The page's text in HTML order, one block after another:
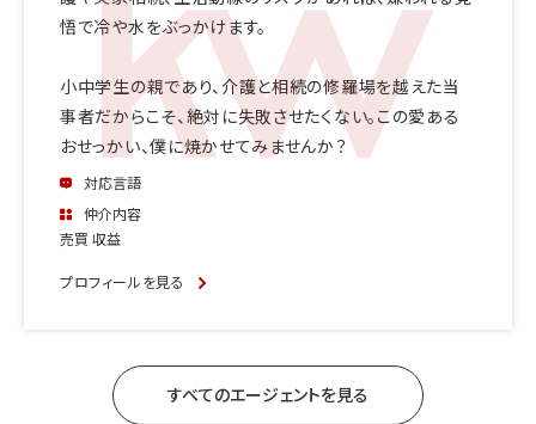
悟で冷や水をぶっかけます。
小中学生の親であり、介護と相続の修羅場を越えた当
事者だからこそ、絶対に失敗させたくない。この愛ある
おせっかい、僕に焼かせてみませんか？
対応言語
仲介内容
売買 収益
プロフィールを見る
すべてのエージェントを見る